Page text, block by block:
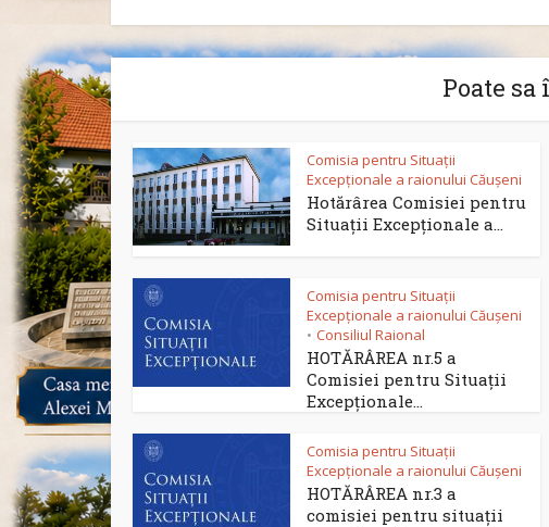
Poate
Comisia pentru Situații
Excepționale a raionului Căușeni
Hotărârea Comisiei pentru
Situații Excepționale a...
Comisia pentru Situații
Excepționale a raionului Căușeni
• Consiliul Raional
HOTĂRÂREA nr.5 a
Comisiei pentru Situații
Excepționale...
Comisia pentru Situații
Excepționale a raionului Căușeni
HOTĂRÂREA nr.3 a
comisiei pentru situații